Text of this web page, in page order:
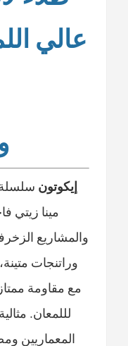
عالي
إيكوتون سلسلة
مينا زيتي
والمشاريع
وراتنجات
مع مقاومة
لللمعان.
المعماريين